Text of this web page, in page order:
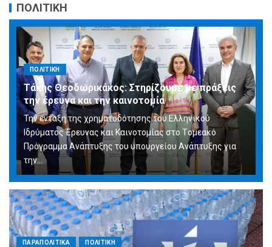
ΠΟΛΙΤΙΚΗ
ΠΟΛΙΤΙΚΗ
Τάκης Θεοδωρικάκος: Στηρίζουμε με πράξεις
την έρευνα και την καινοτομία
Την ένταξη της χρηματοδότησης του Ελληνικού
Ιδρύματος Έρευνας και Καινοτομίας στο Tομεακό
Πρόγραμμα Ανάπτυξης του υπουργείου Ανάπτυξης για
την…
ΠΑΡΑΠΟΛΙΤΙΚΑ ΠΟΛΙΤΙΚΗ